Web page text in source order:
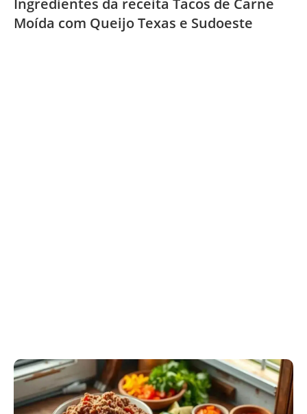
Ingredientes da receita Tacos de Carne
Moída com Queijo Texas e Sudoeste